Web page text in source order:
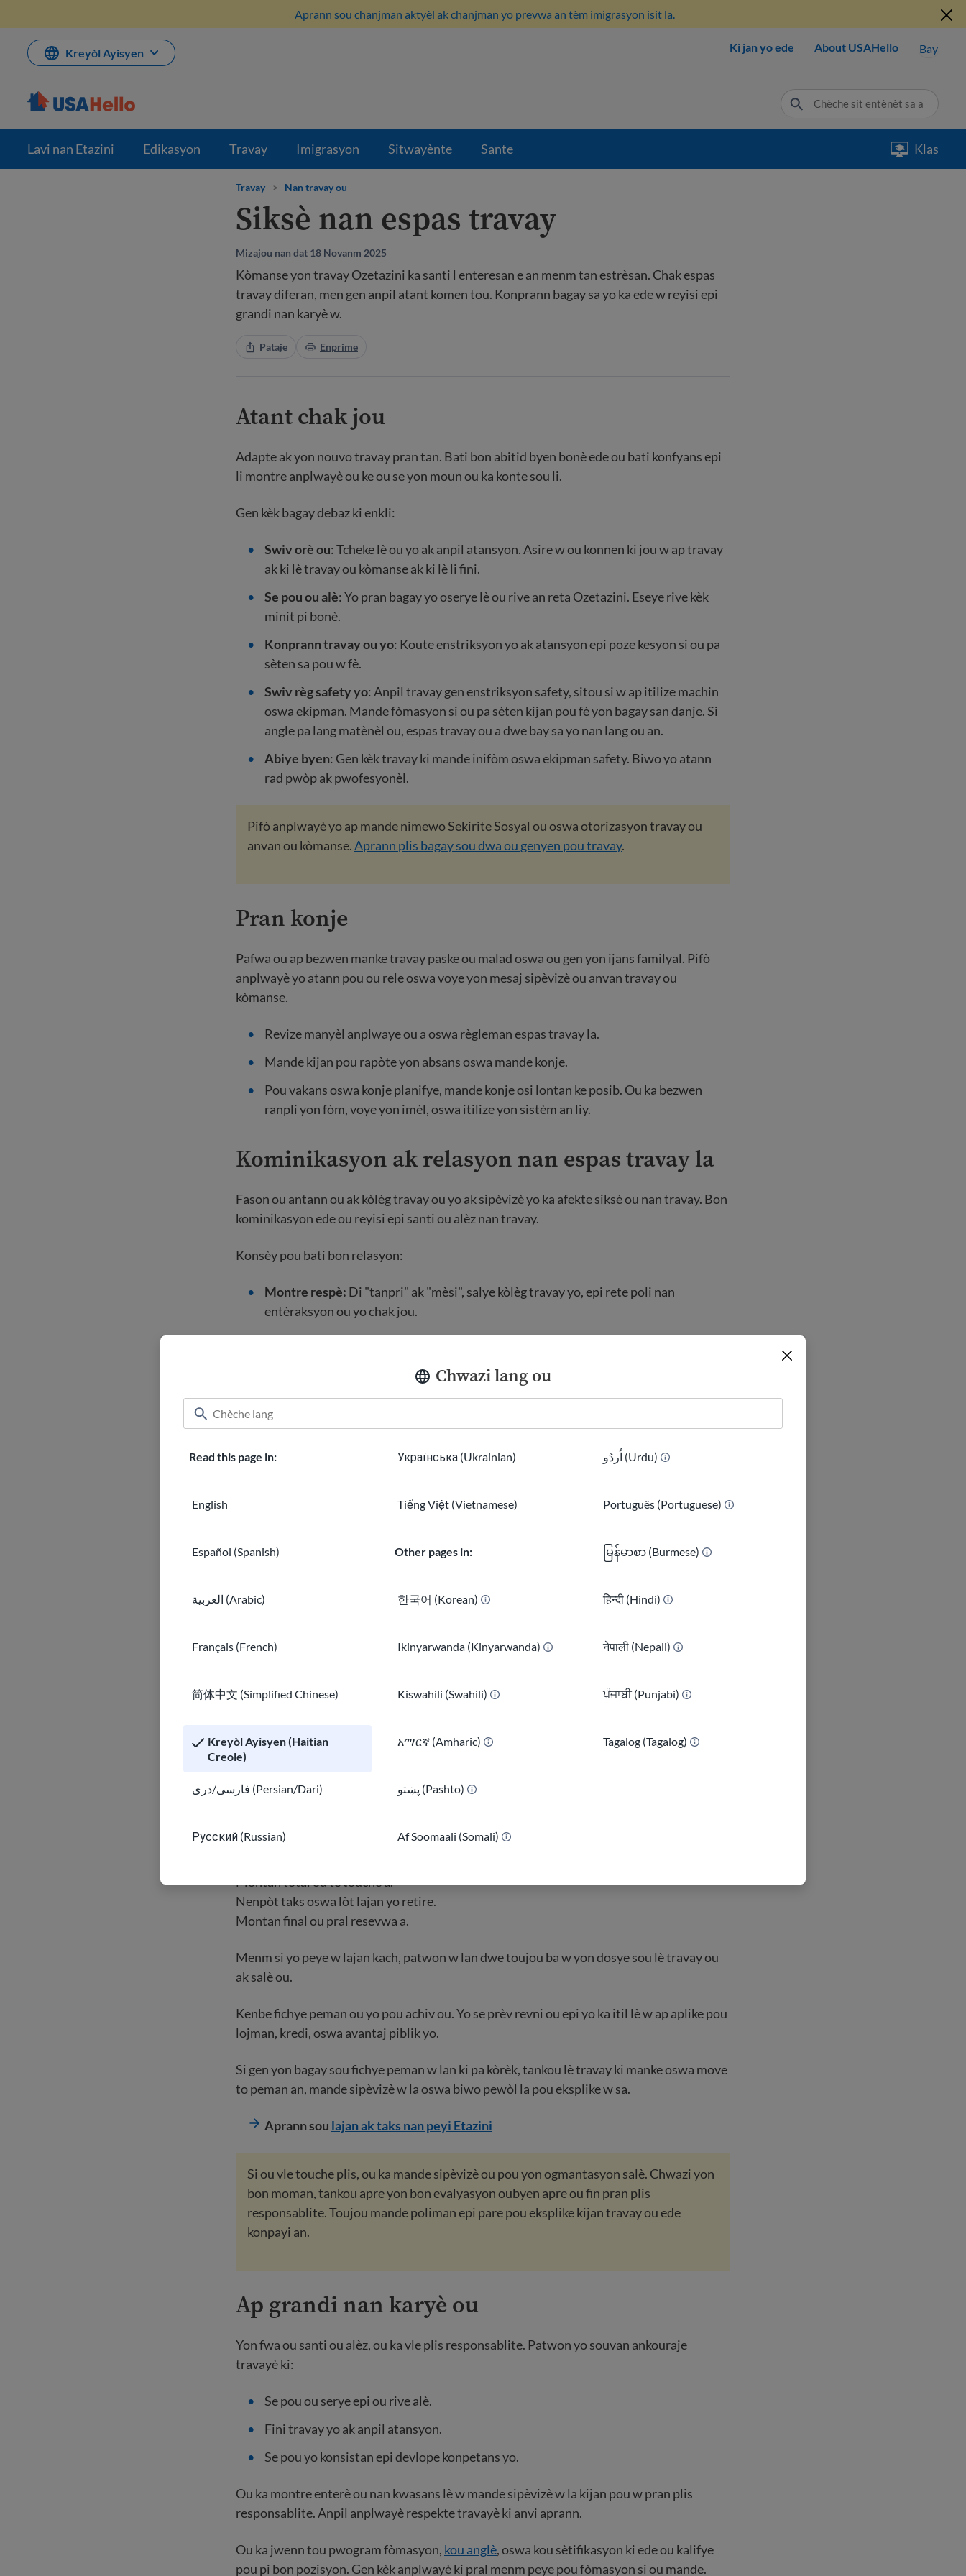
Aprann sou chanjman aktyèl ak chanjman yo prevwa an tèm imigrasyon isit la.
Kreyòl Ayisyen Ki jan yo ede About USAHello Bay
Lavi nan Etazini Edikasyon Travay Imigrasyon Sitwayènte Sante Klas
Chwazi lang ou
Read this page in:
English
Español (Spanish)
العربية (Arabic)
Français (French)
简体中文 (Simplified Chinese)
Kreyòl Ayisyen (Haitian
Creole)
فارسی/دری (Persian/Dari)
Русский (Russian)
Українська (Ukrainian)
Tiếng Việt (Vietnamese)
Other pages in:
한국어 (Korean)
Ikinyarwanda (Kinyarwanda)
Kiswahili (Swahili)
አማርኛ (Amharic)
پښتو (Pashto)
Af Soomaali (Somali)
اُردُو (Urdu)
Português (Portuguese)
မြန်မာစာ (Burmese)
हिन्दी (Hindi)
नेपाली (Nepali)
ਪੰਜਾਬੀ (Punjabi)
Tagalog (Tagalog)
Travay > Nan travay ou
Siksè nan espas travay
Mizajou nan dat 18 Novanm 2025
Kòmanse yon travay Ozetazini ka santi l enteresan e an menm tan estrèsan. Chak espas
travay diferan, men gen anpil atant komen tou. Konprann bagay sa yo ka ede w reyisi epi
grandi nan karyè w.
Pataje Enprime
Atant chak jou
Adapte ak yon nouvo travay pran tan. Bati bon abitid byen bonè ede ou bati konfyans epi
li montre anplwayè ou ke ou se yon moun ou ka konte sou li.
Gen kèk bagay debaz ki enkli:
Swiv orè ou: Tcheke lè ou yo ak anpil atansyon. Asire w ou konnen ki jou w ap travay
ak ki lè travay ou kòmanse ak ki lè li fini.
Se pou ou alè: Yo pran bagay yo oserye lè ou rive an reta Ozetazini. Eseye rive kèk
minit pi bonè.
Konprann travay ou yo: Koute enstriksyon yo ak atansyon epi poze kesyon si ou pa
sèten sa pou w fè.
Swiv règ safety yo: Anpil travay gen enstriksyon safety, sitou si w ap itilize machin
oswa ekipman. Mande fòmasyon si ou pa sèten kijan pou fè yon bagay san danje. Si
angle pa lang matènèl ou, espas travay ou a dwe bay sa yo nan lang ou an.
Abiye byen: Gen kèk travay ki mande inifòm oswa ekipman safety. Biwo yo atann
rad pwòp ak pwofesyonèl.
Pifò anplwayè yo ap mande nimewo Sekirite Sosyal ou oswa otorizasyon travay ou
anvan ou kòmanse.Aprann plis bagay sou dwa ou genyen pou travay.
Pran konje
Pafwa ou ap bezwen manke travay paske ou malad oswa ou gen yon ijans familyal. Pifò
anplwayè yo atann pou ou rele oswa voye yon mesaj sipèvizè ou anvan travay ou
kòmanse.
Revize manyèl anplwaye ou a oswa règleman espas travay la.
Mande kijan pou rapòte yon absans oswa mande konje.
Pou vakans oswa konje planifye, mande konje osi lontan ke posib. Ou ka bezwen
ranpli yon fòm, voye yon imèl, oswa itilize yon sistèm an liy.
Kominikasyon ak relasyon nan espas travay la
Fason ou antann ou ak kòlèg travay ou yo ak sipèvizè yo ka afekte siksè ou nan travay. Bon
kominikasyon ede ou reyisi epi santi ou alèz nan travay.
Konsèy pou bati bon relasyon:
Montre respè: Di "tanpri" ak "mèsi", salye kòlèg travay yo, epi rete poli nan
entèraksyon ou yo chak jou.
Pratike ti koze:Konvèsasyon kout ak amikal sou tan an, espò oswa lavi chak jou ede
Se pou nou dispoze ede lòt moun lè sa nesesè, epi pa pè mande èd
Sèvi ak zouti kominikasyon nan espas travay la:Aprann kijan travay ou itilize imèl,
tèks oswa reyinyon pou pataje enfòmasyon. Fè atansyon ak fidbak yo, epi reponn lè
Si posib, kontakte yon moun ki gen plis eksperyans nan espas
Jere konfli avèk kalm:
Si gen dezakò, eseye rete respekte moun. Si ou pa ka rezoud
ka amelyore. Pran nòt, poze kesyon, epi sèvi ak fidbak yo pou amelyore travay ou.
Ozetazini, pifò travay yo peye swa
konnen konbyen lajan ou touche ak konbyen fwa y ap peye ou. Anpil travay peye chak de
Lè ou resevwa peman an, anjeneral ou ap resevwa yon
Montan total ou te touche a.
Nenpòt taks oswa lòt lajan yo retire.
Montan final ou pral resevwa a.
Menm si yo peye w lajan kach, patwon w lan dwe toujou ba w yon dosye sou lè travay ou
ak salè ou.
Kenbe fichye peman ou yo pou achiv ou. Yo se prèv revni ou epi yo ka itil lè w ap aplike pou
lojman, kredi, oswa avantaj piblik yo.
Si gen yon bagay sou fichye peman w lan ki pa kòrèk, tankou lè travay ki manke oswa move
to peman an, mande sipèvizè w la oswa biwo pewòl la pou eksplike w sa.
Aprann sou lajan ak taks nan peyi Etazini
Si ou vle touche plis, ou ka mande sipèvizè ou pou yon ogmantasyon salè. Chwazi yon
bon moman, tankou apre yon bon evalyasyon oubyen apre ou fin pran plis
responsablite. Toujou mande poliman epi pare pou eksplike kijan travay ou ede
konpayi an.
Ap grandi nan karyè ou
Yon fwa ou santi ou alèz, ou ka vle plis responsablite. Patwon yo souvan ankouraje
travayè ki:
Se pou ou serye epi ou rive alè.
Fini travay yo ak anpil atansyon.
Se pou yo konsistan epi devlope konpetans yo.
Ou ka montre enterè ou nan kwasans lè w mande sipèvizè w la kijan pou w pran plis
responsablite. Anpil anplwayè respekte travayè ki anvi aprann.
Ou ka jwenn tou pwogram fòmasyon, kou anglè, oswa kou sètifikasyon ki ede ou kalifye
pou pi bon pozisyon. Gen kèk anplwayè ki pral menm peye pou fòmasyon si ou mande.